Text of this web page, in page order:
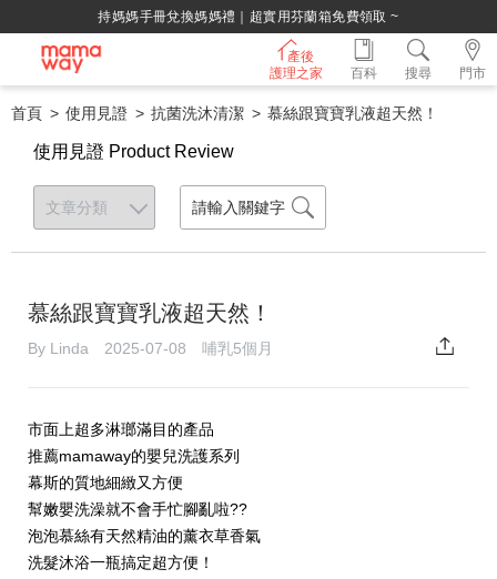
持媽媽手冊兌換媽媽禮｜超實用芬蘭箱免費領取 ~
產後
護理之家
門市
百科 搜尋
首頁 使用見證 抗菌洗沐清潔 慕絲跟寶寶乳液超天然！
使用見證 Product Review
慕絲跟寶寶乳液超天然！
By Linda 2025-07-08 哺乳5個月
市面上超多淋瑯滿目的產品
推薦mamaway的嬰兒洗護系列
幕斯的質地細緻又方便
幫嫩嬰洗澡就不會手忙腳亂啦??
泡泡慕絲有天然精油的薰衣草香氣
洗髮沐浴一瓶搞定超方便！